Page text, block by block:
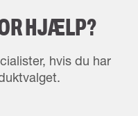
HJÆLP?
hvis du har